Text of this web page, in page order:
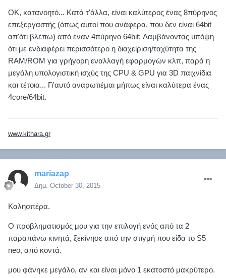
ΟΚ, κατανοητό... Κατά τ'άλλα, είναι καλύτερος ένας 8πύρηνος
επεξεργαστής (όπως αυτοί που ανάφερα, που δεν είναι 64bit
απ'ότι βλέπω) από έναν 4πύρηνο 64bit; Λαμβάνοντας υπόψη
ότι με ενδιαφέρει περισσότερο η διαχείριση/ταχύτητα της
RAM/ROM για γρήγορη εναλλαγή εφαρμογών κλπ, παρά η
μεγάλη υπολογιστική ισχύς της CPU & GPU για 3D παιχνίδια
και τέτοια... Γι'αυτό αναρωτιέμαι μήπως είναι καλύτερα ένας
4core/64bit.
www.kithara.gr
mariazap
Δημ. October 30, 2015
Καλησπέρα.
Ο προβληματισμός μου για την επιλογή ενός από τα 2
παραπάνω κινητά, ξεκίνησε από την στιγμή που είδα το S5
neo, από κοντά.
μου φάνηκε μεγάλο, αν και είναι μόνο 1 εκατοστό μακρύτερο.